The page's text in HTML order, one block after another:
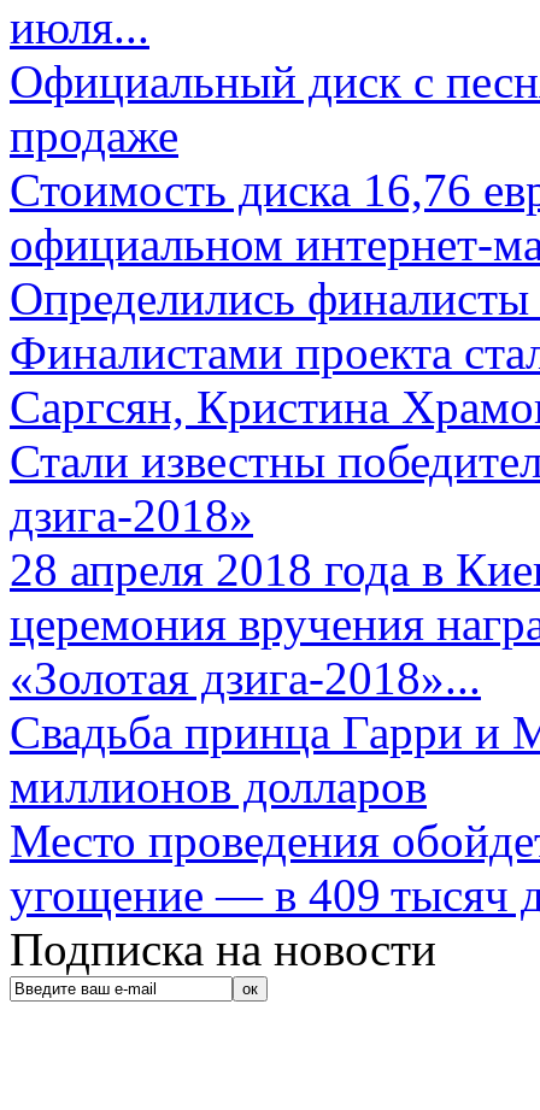
июля...
Официальный диск с
продаже
Стоимость диска 16,76
официальном интернет-
Определились
Финалистами проекта
Саргсян, Кристина
Стали известны
дзига-2018»
28 апреля 2018 года в
церемония вручения
«Золотая дзига-2018»...
Свадьба принца Гарри и
миллионов долларов
Место проведения
угощение — в 409 тысяч
Подписка на новости